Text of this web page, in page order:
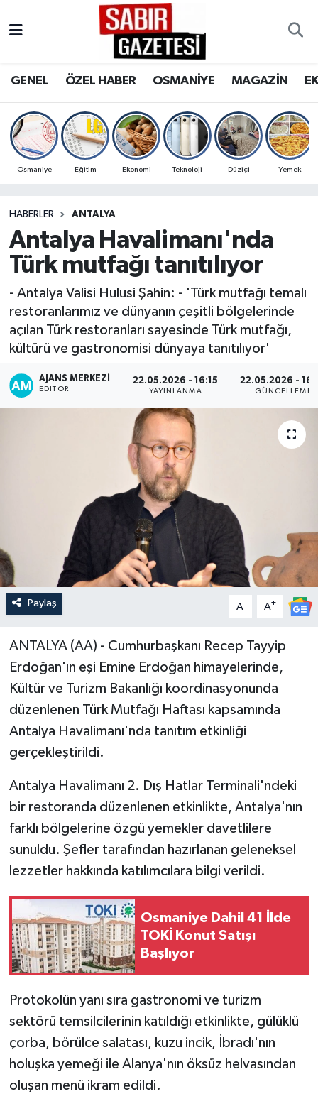
GENEL ÖZEL HABER OSMANİYE MAGAZİN
Osmaniye Eğitim Ekonomi Teknoloji Düziçi Yemek
HABERLER ANTALYA
Antalya Havalimanı'nda
Türk mutfağı tanıtılıyor
- Antalya Valisi Hulusi Şahin: - 'Türk mutfağı temalı
restoranlarımız ve dünyanın çeşitli bölgelerinde
açılan Türk restoranları sayesinde Türk mutfağı,
kültürü ve gastronomisi dünyaya tanıtılıyor'
AJANS MERKEZI
EDITÖR
22.05.2026 - 16:15
YAYINLANMA
22.05.2026 -
GÜNCELLEME
Paylaş A- A+
ANTALYA (AA) - Cumhurbaşkanı Recep Tayyip
Erdoğan'ın eşi Emine Erdoğan himayelerinde,
Kültür ve Turizm Bakanlığı koordinasyonunda
düzenlenen Türk Mutfağı Haftası kapsamında
Antalya Havalimanı'nda tanıtım etkinliği
gerçekleştirildi.
Antalya Havalimanı 2. Dış Hatlar Terminali'ndeki
bir restoranda düzenlenen etkinlikte, Antalya'nın
farklı bölgelerine özgü yemekler davetlilere
sunuldu. Şefler tarafından hazırlanan geleneksel
lezzetler hakkında katılımcılara bilgi verildi.
Osmaniye Dahil 41 İlde
TOKİ Konut Satışı
Başlıyor
Protokolün yanı sıra gastronomi ve turizm
sektörü temsilcilerinin katıldığı etkinlikte, gülüklü
çorba, börülce salatası, kuzu incik, İbradı'nın
holuşka yemeği ile Alanya'nın öksüz helvasından
oluşan menü ikram edildi.
OSMANİYE
MAGAZİN
SPOR
RESMİ İLANLAR
Osmaniye Nöbetçi Eczaneler
Osmaniye Trafik Yoğunluk Haritası
Süper Lig Puan Durumu ve Fikstür
Son Dakika Haberleri
Haber Arşivi